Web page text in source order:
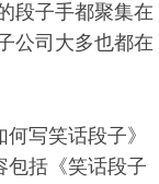
段子手都聚集在
公司大多也都在
写笑话段子》
包括《笑话段子